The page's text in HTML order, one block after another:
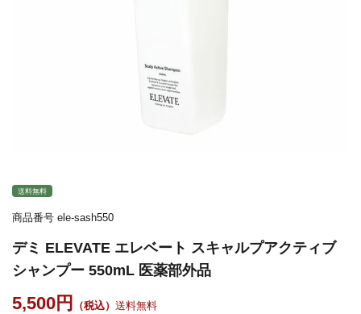
送料無料
商品番号 ele-sash550
デミ ELEVATE エレベート スキャルプアクティブ
シャンプー 550mL 医薬部外品
5,500 送料無料